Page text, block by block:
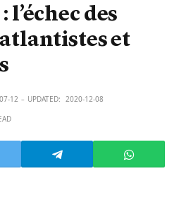
l’échec des
et
12 UPDATED: 2020-12-08